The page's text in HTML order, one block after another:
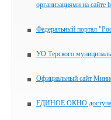
организациями на сайте
Федеральный портал
УО Терского
Официальный сайт
ЕДИНОЕ ОКНО доступа